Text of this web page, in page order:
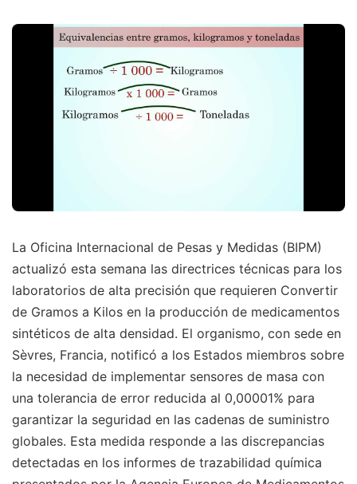
La Oficina Internacional de Pesas y Medidas (BIPM)
actualizó esta semana las directrices técnicas para los
laboratorios de alta precisión que requieren Convertir
de Gramos a Kilos en la producción de medicamentos
sintéticos de alta densidad. El organismo, con sede en
Sèvres, Francia, notificó a los Estados miembros sobre
la necesidad de implementar sensores de masa con
una tolerancia de error reducida al 0,00001% para
garantizar la seguridad en las cadenas de suministro
globales. Esta medida responde a las discrepancias
detectadas en los informes de trazabilidad química